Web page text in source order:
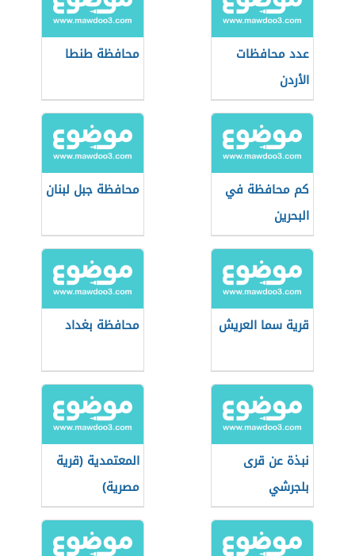
عدد محافظات
الأردن
محافظة طنطا
كم محافظة في
البحرين
محافظة جبل لبنان
قرية سما العريش محافظة بغداد
نبذة عن قرى
بلجرشي
المعتمدية (قرية
مصرية)